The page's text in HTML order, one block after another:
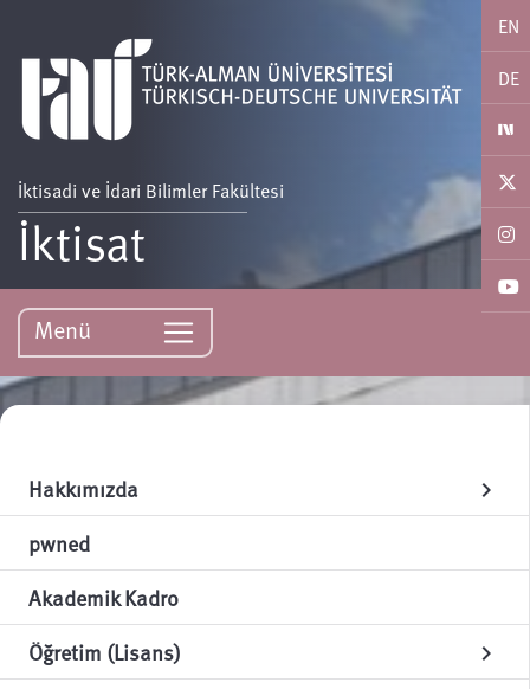
EN
DE
İktisadi ve İdari Bilimler Fakültesi
İktisat
Menü
Hakkımızda chevron_right
pwned
Akademik Kadro
Öğretim (Lisans)
chevron_right